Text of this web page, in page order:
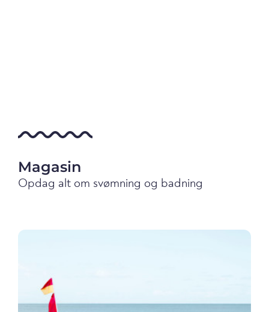
Magasin
Opdag alt om svømning og badning